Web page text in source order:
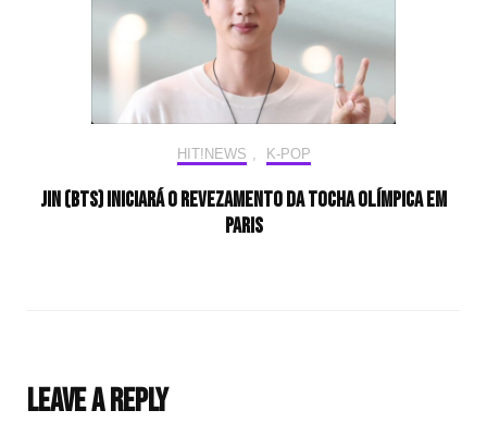
HIT!NEWS , K-POP
Jin (BTS) iniciará o revezamento da tocha olímpica em
Paris
Leave a Reply